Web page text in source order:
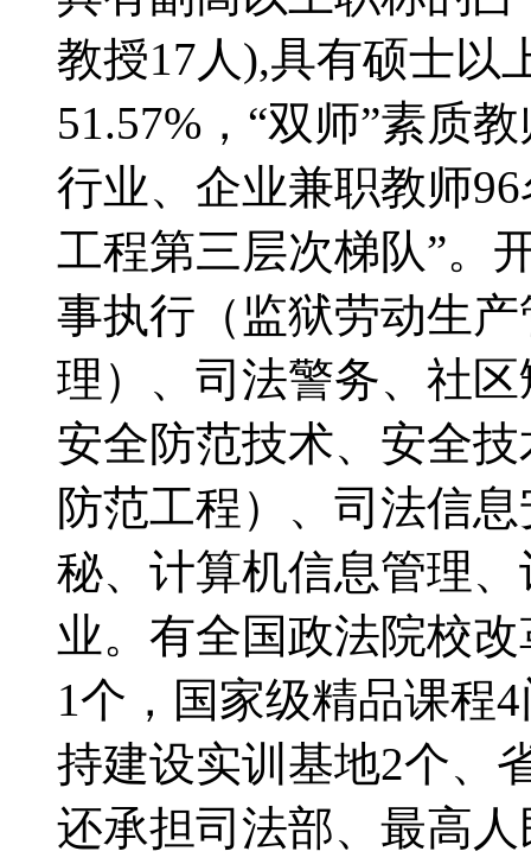
教授17人),具有硕士以
51.57%，“双师”素质
行业、企业兼职教师
工程第三层次梯队”。
事执行（监狱劳动生
理）、司法警务、社
安全防范技术、安全
防范工程）、司法信
秘、计算机信息管理
业。有全国政法院校
1个，国家级精品课程
持建设实训基地2个、
还承担司法部、最高